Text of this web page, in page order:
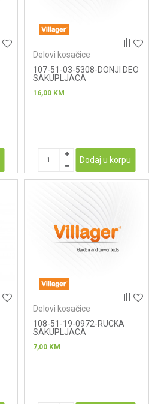
Delovi kosačice
107-51-03-5308-DONJI DEO
SAKUPLJACA
16,00 KM
Dodaj u korpu
Delovi kosačice
108-51-19-0972-RUCKA
SAKUPLJACA
7,00 KM